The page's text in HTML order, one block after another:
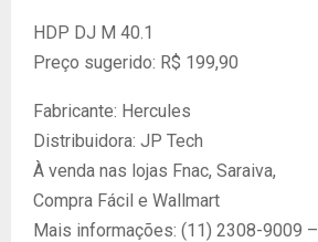
HDP DJ M 40.1
Preço sugerido: R$ 199,90
Fabricante: Hercules
Distribuidora: JP Tech
À venda nas lojas Fnac, Saraiva,
Compra Fácil e Wallmart
Mais informações: (11) 2308-9009 –